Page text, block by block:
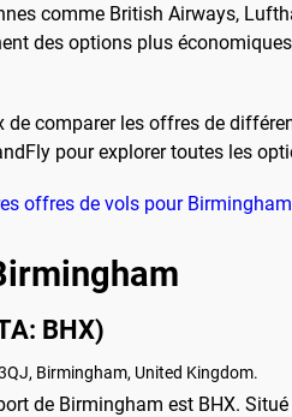
comme British Airways,
des options plus
de comparer les offres de
pour explorer toutes les
offres de vols pour
BHX)
Birmingham, United Kingdom.
de Birmingham est BHX.